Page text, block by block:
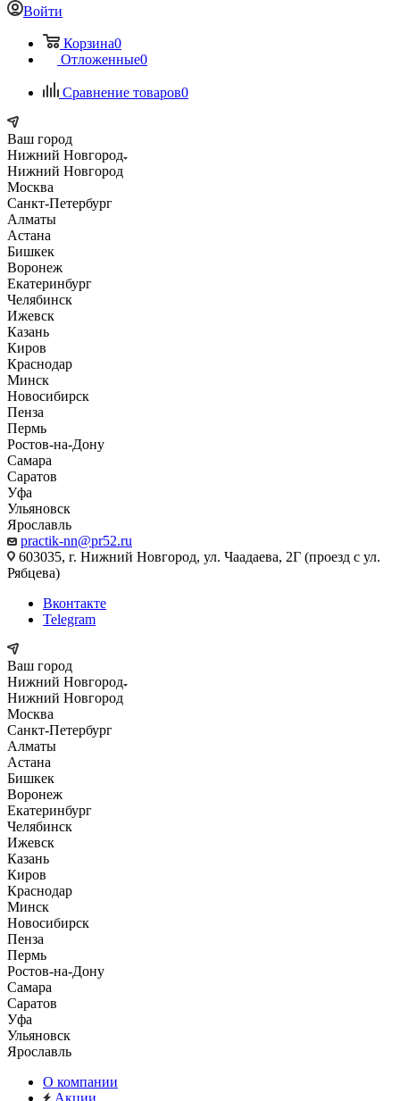
Войти
Корзина0
Отложенные0
Сравнение товаров0
Ваш город
Нижний Новгород
Нижний Новгород
Москва
Санкт-Петербург
Алматы
Астана
Бишкек
Воронеж
Екатеринбург
Челябинск
Ижевск
Казань
Киров
Краснодар
Минск
Новосибирск
Пенза
Пермь
Ростов-на-Дону
Самара
Саратов
Уфа
Ульяновск
Ярославль
practik-nn@pr52.ru
603035, г. Нижний Новгород, ул. Чаадаева, 2Г (проезд с ул.
Рябцева)
Вконтакте
Telegram
Ваш город
Нижний Новгород
Нижний Новгород
Москва
Санкт-Петербург
Алматы
Астана
Бишкек
Воронеж
Екатеринбург
Челябинск
Ижевск
Казань
Киров
Краснодар
Минск
Новосибирск
Пенза
Пермь
Ростов-на-Дону
Самара
Саратов
Уфа
Ульяновск
Ярославль
О компании
Акции